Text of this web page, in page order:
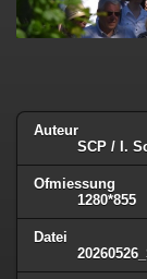
Auteur
SCP / I.
Ofmiessung
1280*855
Datei